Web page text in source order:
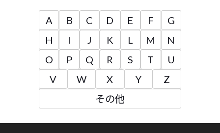
A B C D E F
G
H
I J K L M
N
O
P Q R S T
U
V
W X Y
Z
その他